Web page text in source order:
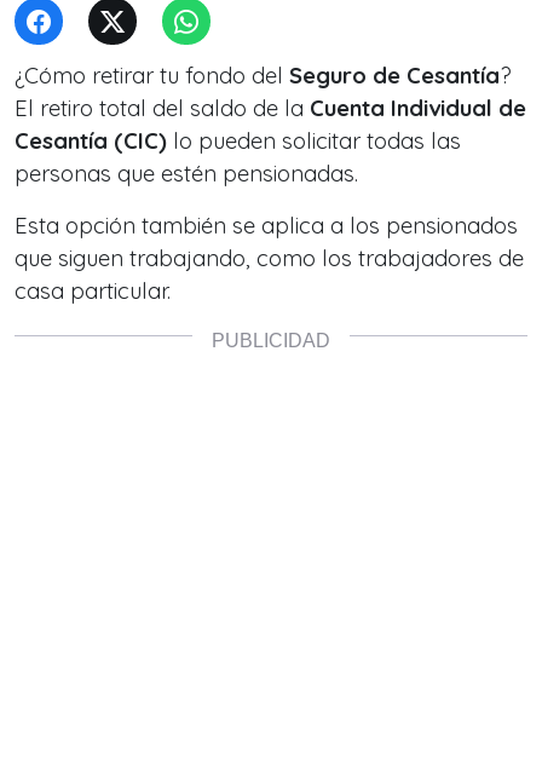
¿Cómo retirar tu fondo del Seguro de Cesantía?
El retiro total del saldo de la Cuenta Individual de
Cesantía (CIC) lo pueden solicitar todas las
personas que estén pensionadas.
Esta opción también se aplica a los pensionados
que siguen trabajando, como los trabajadores de
casa particular.